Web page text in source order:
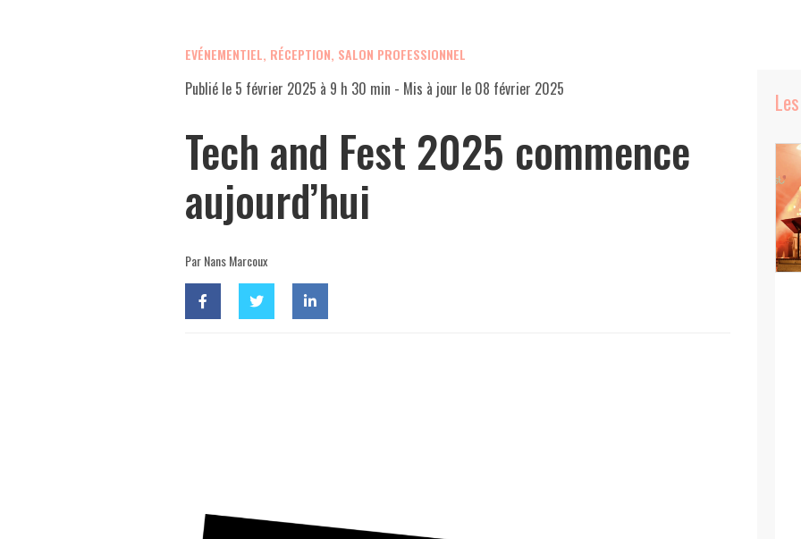
EVÉNEMENTIEL, RÉCEPTION, SALON PROFESSIONNEL
Publié le 5 février 2025 à 9 h 30 min - Mis à jour le 08 février 2025
Tech and Fest 2025 commence
aujourd’hui
Par Nans Marcoux